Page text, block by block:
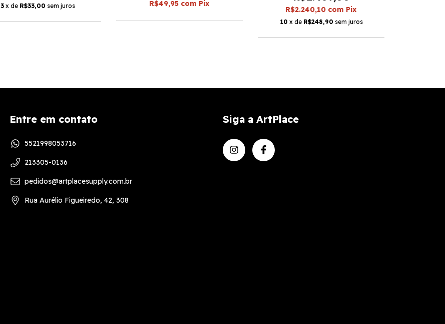
3 x de R$33,00 sem juros R$49,95 com Pix
R$2.240,10 com Pix
10 x de R$248,90 sem juros
Entre em contato
5521998053716
213305-0136
pedidos@artplacesupply.com.br
Rua Aurélio Figueiredo, 42, 308
Siga a ArtPlace